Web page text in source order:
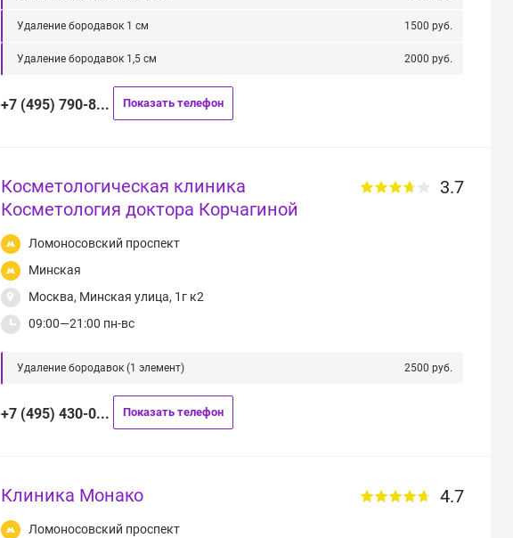
Удаление бородавок 1 см 1500 руб.
Удаление бородавок 1,5 см 2000 руб.
+7 (495) 790-8... Показать телефон
Косметологическая клиника
Косметология доктора Корчагиной
3.7
Ломоносовский проспект
Минская
Москва, Минская улица, 1г к2
09:00—21:00 пн-вс
Удаление бородавок (1 элемент) 2500 руб.
+7 (495) 430-0... Показать телефон
Клиника Монако 4.7
Ломоносовский проспект